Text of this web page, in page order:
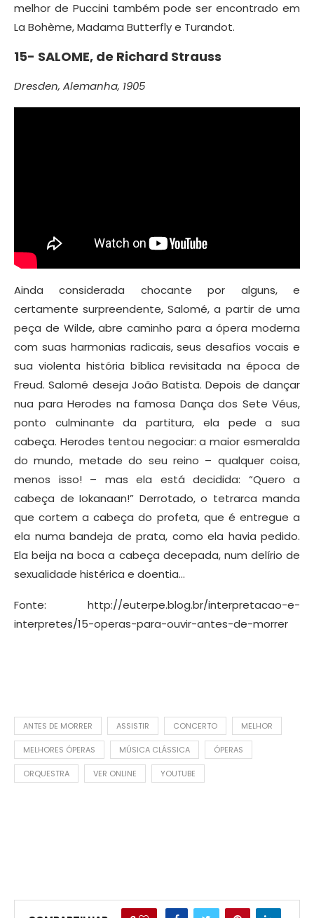
melhor de Puccini também pode ser encontrado em
La Bohème, Madama Butterfly e Turandot.
15- SALOME, de Richard Strauss
Dresden, Alemanha, 1905
Ainda considerada chocante por alguns, e
certamente surpreendente, Salomé, a partir de uma
peça de Wilde, abre caminho para a ópera moderna
com suas harmonias radicais, seus desafios vocais e
sua violenta história bíblica revisitada na época de
Freud. Salomé deseja João Batista. Depois de dançar
nua para Herodes na famosa Dança dos Sete Véus,
ponto culminante da partitura, ela pede a sua
cabeça. Herodes tentou negociar: a maior esmeralda
do mundo, metade do seu reino – qualquer coisa,
menos isso! – mas ela está decidida: “Quero a
cabeça de Iokanaan!” Derrotado, o tetrarca manda
que cortem a cabeça do profeta, que é entregue a
ela numa bandeja de prata, como ela havia pedido.
Ela beija na boca a cabeça decepada, num delírio de
sexualidade histérica e doentia…
Fonte: http://euterpe.blog.br/interpretacao-e-
interpretes/15-operas-para-ouvir-antes-de-morrer
ANTES DE MORRER ASSISTIR CONCERTO MELHOR
MELHORES ÓPERAS MÚSICA CLÁSSICA ÓPERAS
ORQUESTRA VER ONLINE YOUTUBE